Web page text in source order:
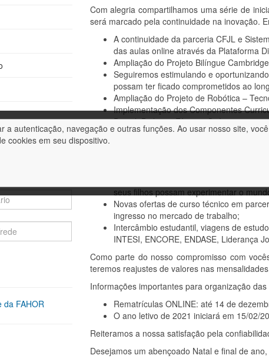
a autenticação, navegação e outras funções. Ao usar nosso site,
cookies em seu dispositivo.
Com alegria compartilhamos uma série de
será marcado pela continuidade na inovação.
A continuidade da parceria CFJL e
das aulas online através da Plataforma
Ampliação do Projeto Bilíngue
Seguiremos estimulando e
possam ter ficado comprometidos ao
Ampliação do Projeto de Robótica –
Implementação dos Componentes
Digital, Biologia, Física e Química;
No Ensino Médio teremos a
Avançados, Projeto de Vida (VEMM) e
Continuidade de oficinas de música,
entendemos que estas formações
Continuidade dos programas de cunho
seus filhos possam experimentar o
Novas ofertas de curso técnico em
ingresso no mercado de trabalho;
Intercâmbio estudantil, viagens de
INTESI, ENCORE, ENDASE, Liderança
Como parte do nosso compromisso com
teremos reajustes de valores nas
Informações importantes para organização
Rematrículas ONLINE: até 14 de
O ano letivo de 2021 iniciará em 15/02/
Reiteramos a nossa satisfação pela
Desejamos um abençoado Natal e final de